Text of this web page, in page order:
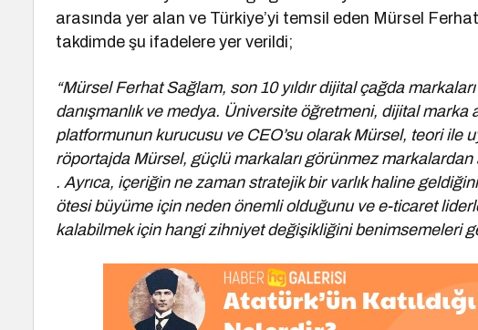
arasında yer alan ve Türkiye’yi temsil eden Mürsel
takdimde şu ifadelere yer verildi;
“Mürsel Ferhat Sağlam, son 10 yıldır dijital çağda
danışmanlık ve medya. Üniversite öğretmeni, dijital marka
platformunun kurucusu ve CEO’su olarak Mürsel, teori ile
röportajda Mürsel, güçlü markaları görünmez markalardan
. Ayrıca, içeriğin ne zaman stratejik bir varlık haline
ötesi büyüme için neden önemli olduğunu ve e-ticaret
kalabilmek için hangi zihniyet değişikliğini benimsemeleri